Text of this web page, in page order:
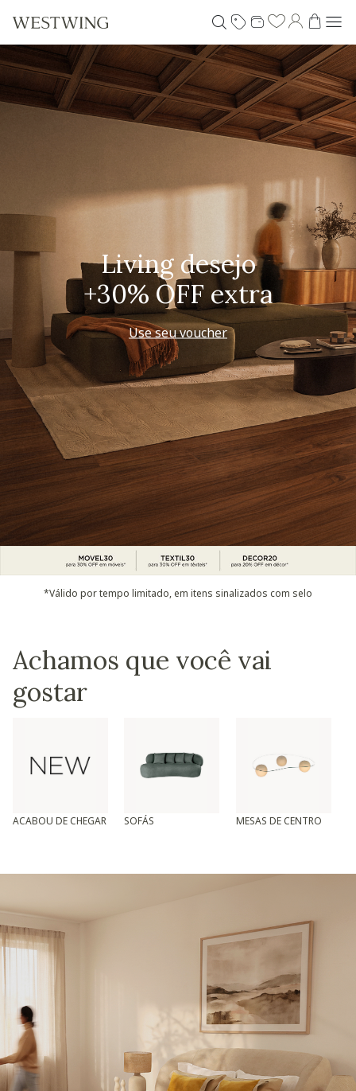
Pequenos rituais
Grandes mudanças
Decorar
*Válido por tempo limitado, em itens sinalizados com selo
Achamos que você vai
gostar
ACABOU DE CHEGAR SOFÁS MESAS DE CENTRO